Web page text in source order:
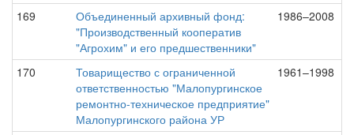
169
Объединенный архивный фонд:
"Производственный кооператив
"Агрохим" и его предшественники"
1986–2008
170
Товарищество с ограниченной
ответственностью "Малопургинское
ремонтно-техническое предприятие"
Малопургинского района УР
1961–1998